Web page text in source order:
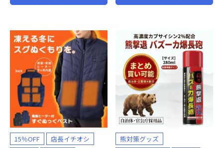
15％OFF
店長イチオシ
熊対策グッズ
お買い物を続ける カートへ進む